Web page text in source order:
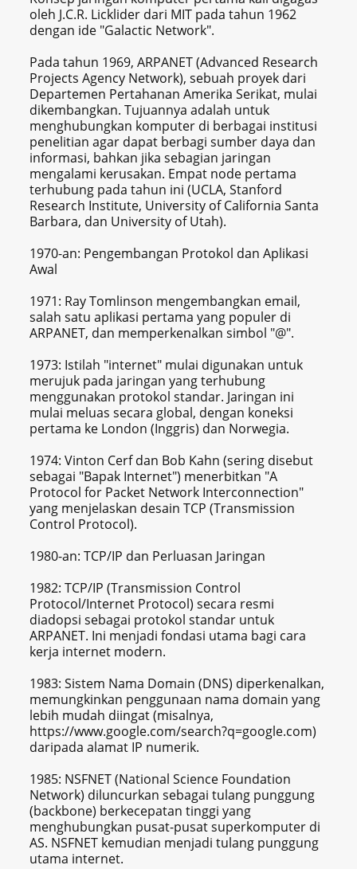
oleh J.C.R. Licklider dari MIT pada tahun 1962
dengan ide "Galactic Network".
Pada tahun 1969, ARPANET (Advanced Research
Projects Agency Network), sebuah proyek dari
Departemen Pertahanan Amerika Serikat, mulai
dikembangkan. Tujuannya adalah untuk
menghubungkan komputer di berbagai institusi
penelitian agar dapat berbagi sumber daya dan
informasi, bahkan jika sebagian jaringan
mengalami kerusakan. Empat node pertama
terhubung pada tahun ini (UCLA, Stanford
Research Institute, University of California Santa
Barbara, dan University of Utah).
1970-an: Pengembangan Protokol dan Aplikasi
Awal
1971: Ray Tomlinson mengembangkan email,
salah satu aplikasi pertama yang populer di
ARPANET, dan memperkenalkan simbol "@".
1973: Istilah "internet" mulai digunakan untuk
merujuk pada jaringan yang terhubung
menggunakan protokol standar. Jaringan ini
mulai meluas secara global, dengan koneksi
pertama ke London (Inggris) dan Norwegia.
1974: Vinton Cerf dan Bob Kahn (sering disebut
sebagai "Bapak Internet") menerbitkan "A
Protocol for Packet Network Interconnection"
yang menjelaskan desain TCP (Transmission
Control Protocol).
1980-an: TCP/IP dan Perluasan Jaringan
1982: TCP/IP (Transmission Control
Protocol/Internet Protocol) secara resmi
diadopsi sebagai protokol standar untuk
ARPANET. Ini menjadi fondasi utama bagi cara
kerja internet modern.
1983: Sistem Nama Domain (DNS) diperkenalkan,
memungkinkan penggunaan nama domain yang
lebih mudah diingat (misalnya,
https://www.google.com/search?q=google.com)
daripada alamat IP numerik.
1985: NSFNET (National Science Foundation
Network) diluncurkan sebagai tulang punggung
(backbone) berkecepatan tinggi yang
menghubungkan pusat-pusat superkomputer di
AS. NSFNET kemudian menjadi tulang punggung
utama internet.